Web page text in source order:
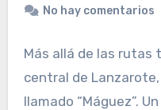
No hay comentarios
Más allá de las rutas
central de
llamado “Máguez”.